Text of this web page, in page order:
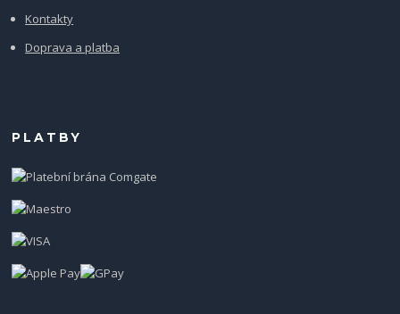
Kontakty
Doprava a platba
PLATBY